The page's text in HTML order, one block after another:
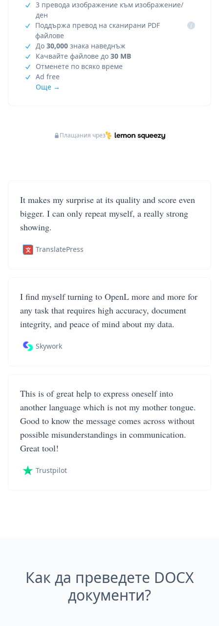
3 превода изображение към изображение/
ден
Поддържа превод на сканирани PDF
файлове
i
До 30,000 знака наведнъж
Качвайте файлове до 30 MB
Отменете по всяко време
Ad free
Още →
Плащания чрез
It makes my surprise at its quality and score even
bigger. I can only repeat myself, a really strong
showing.
TranslatePress
I find myself turning to OpenL more and more for
any task that requires high accuracy, document
integrity, and peace of mind about my data.
Skywork
This is of great help to express oneself into
another language which is not my mother tongue.
Good to know the message comes across without
possible misunderstandings in communication.
Great tool!
Trustpilot
Как да преведете DOCX
документи?